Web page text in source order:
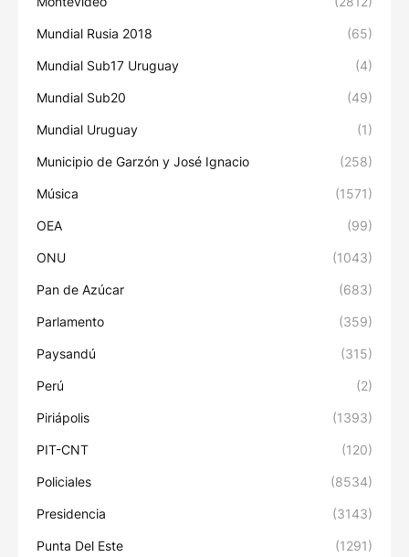
Mundial Rusia 2018 (65)
Mundial Sub17 Uruguay (4)
Mundial Sub20 (49)
Mundial Uruguay (1)
Municipio de Garzón y José Ignacio (258)
Música (1571)
OEA (99)
ONU (1043)
Pan de Azúcar (683)
Parlamento (359)
Paysandú (315)
Perú (2)
Piriápolis (1393)
PIT-CNT (120)
Policiales (8534)
Presidencia (3143)
Punta Del Este (1291)